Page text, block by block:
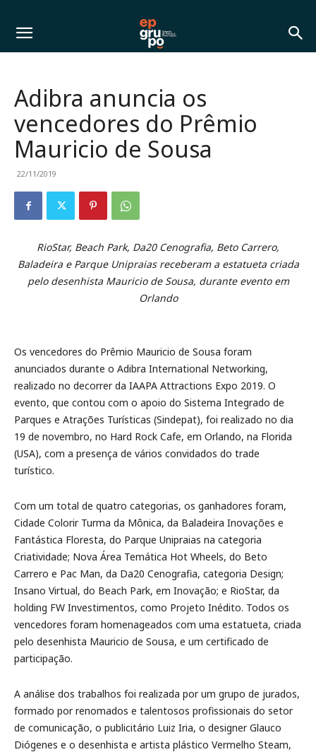
Adibra anuncia os
vencedores do Prêmio
Mauricio de Sousa
22/11/2019
RioStar, Beach Park, Da20 Cenografia, Beto Carrero,
Baladeira e Parque Unipraias receberam a estatueta criada
pelo desenhista Mauricio de Sousa, durante evento em
Orlando
Os vencedores do Prêmio Mauricio de Sousa foram
anunciados durante o Adibra International Networking,
realizado no decorrer da IAAPA Attractions Expo 2019. O
evento, que contou com o apoio do Sistema Integrado de
Parques e Atrações Turísticas (Sindepat), foi realizado no dia
19 de novembro, no Hard Rock Cafe, em Orlando, na Florida
(USA), com a presença de vários convidados do trade
turístico.
Com um total de quatro categorias, os ganhadores foram,
Cidade Colorir Turma da Mônica, da Baladeira Inovações e
Fantástica Floresta, do Parque Unipraias na categoria
Criatividade; Nova Área Temática Hot Wheels, do Beto
Carrero e Pac Man, da Da20 Cenografia, categoria Design;
Insano Virtual, do Beach Park, em Inovação; e RioStar, da
holding FW Investimentos, como Projeto Inédito. Todos os
vencedores foram homenageados com uma estatueta, criada
pelo desenhista Mauricio de Sousa, e um certificado de
participação.
A análise dos trabalhos foi realizada por um grupo de jurados,
formado por renomados e talentosos profissionais do setor
de comunicação, o publicitário Luiz Iria, o designer Glauco
Diógenes e o desenhista e artista plástico Vermelho Steam,